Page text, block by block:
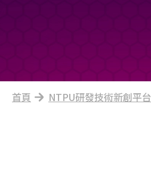
首頁 NTPU研發技術新創平台